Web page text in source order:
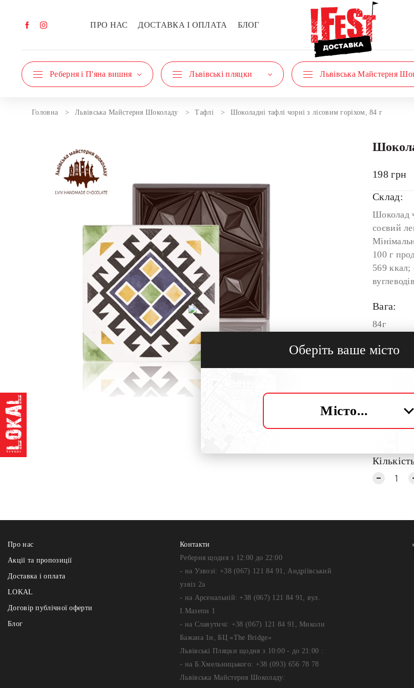
ПРО НАС ДОСТАВКА І ОПЛАТА БЛОГ
Реберня і П'яна вишня Львівські пляцки Львівська Майстерня
Головна Львівська Майстерня Шоколаду Тафлі Шоколадні тафлі чорні з лісовим горіхом, 84 г
198 грн
Склад:
Шоколад
соєвий
100 г
569 ккал;
Вага:
84г
Опис:
пічної
Про нас
Акції та пропозиції
Доставка і оплата
LOKAL
Договір публічної оферти
Блог
Контакти
Реберня щодня з 12:00 до 22:00
- на Узвозі: +38 (067) 121 84 91, Андріївський
узвіз 2а
- на Арсенальній: +38 (067) 121 84 91, вул.
І.Мазепи 1
- на Славутичі: +38 (067) 121 84 91, Миколи
Бажана 1и, БЦ «The Bridge»
Львівські Пляцки щодня з 10:00 - до 21:00 :
- на Б.Хмельницького: +38 (093) 656 78 78
Львівська Майстерня Шоколаду:
Оберіть ваше місто
Місто...